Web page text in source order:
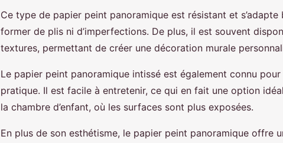
Ce type de papier peint panoramique est résistant et s’adapte
former de plis ni d’imperfections. De plus, il est souvent
textures, permettant de créer une décoration murale
Le papier peint panoramique intissé est également connu
pratique. Il est facile à entretenir, ce qui en fait une option
la chambre d’enfant, où les surfaces sont plus exposées.
En plus de son esthétisme, le papier peint panoramique offre